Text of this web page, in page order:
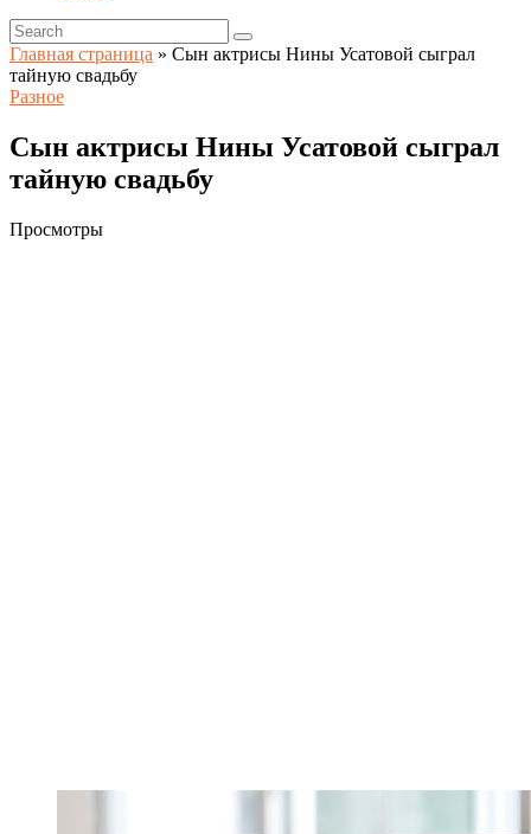
Главная страница » Сын актрисы Нины Усатовой сыграл
тайную свадьбу
Разное
Сын актрисы Нины Усатовой сыграл
тайную свадьбу
Просмотры